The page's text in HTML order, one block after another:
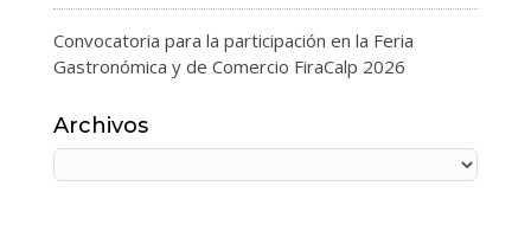
Convocatoria para la participación en la Feria
Gastronómica y de Comercio FiraCalp 2026
Archivos